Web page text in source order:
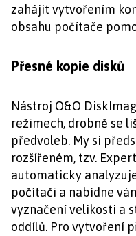
zahájit vytvořením
obsahu počítače
Přesné kopie disků
Nástroj O&O
režimech, drobně se
předvoleb. My si
rozšířeném, tzv.
automaticky
počítači a nabídne
vyznačení velikosti a
oddílů. Pro vytvoření